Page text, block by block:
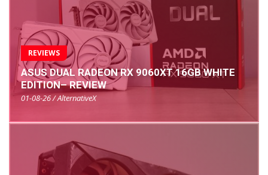
REVIEWS
ASUS DUAL RADEON RX 9060XT 16GB WHITE
EDITION– REVIEW
01-08-26 / AlternativeX